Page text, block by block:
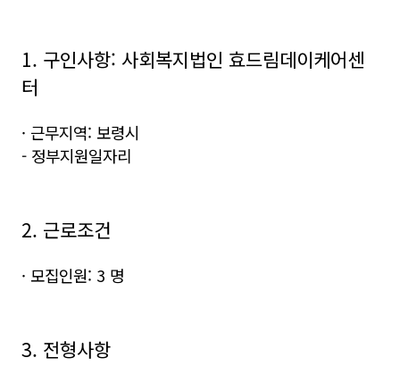
1. 구인사항: 사회복지법인 효드림데이케어센
터
· 근무지역: 보령시
- 정부지원일자리
2. 근로조건
· 모집인원: 3 명
3. 전형사항